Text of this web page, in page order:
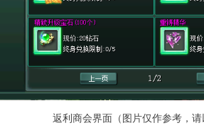
返利商会界面（图片仅作参考，请